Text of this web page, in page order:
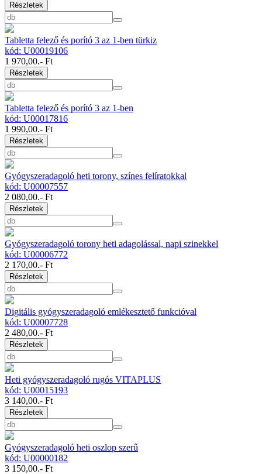
Részletek
Tabletta felező és porító 3 az 1-ben türkiz
kód: U00019106
1 970,00.- Ft
Részletek
Tabletta felező és porító 3 az 1-ben
kód: U00017816
1 990,00.- Ft
Részletek
Gyógyszeradagoló heti torony, színes felíratokkal
kód: U00007557
2 080,00.- Ft
Részletek
Gyógyszeradagoló torony heti adagolással, napi szinekkel
kód: U00006772
2 170,00.- Ft
Részletek
Digitális gyógyszeradagoló emlékesztető funkcióval
kód: U00007728
2 480,00.- Ft
Részletek
Heti gyógyszeradagoló rugós VITAPLUS
kód: U00015193
3 140,00.- Ft
Részletek
Gyógyszeradagoló heti oszlop szerű
kód: U00000182
3 150,00.- Ft